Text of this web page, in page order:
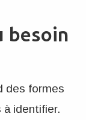
besoin
des formes
identifier.